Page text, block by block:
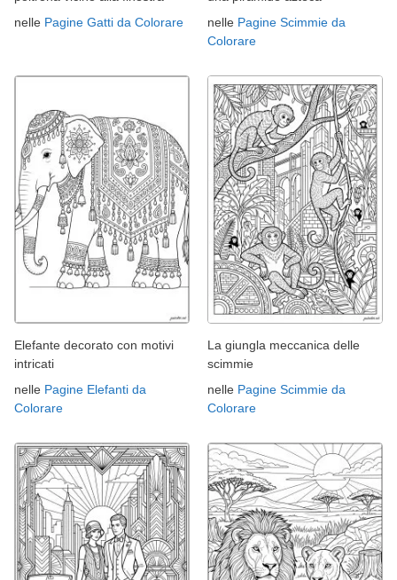
nelle Pagine Gatti da Colorare
nelle Pagine Scimmie da
Colorare
Elefante decorato con motivi
intricati
nelle Pagine Elefanti da
Colorare
La giungla meccanica delle
scimmie
nelle Pagine Scimmie da
Colorare